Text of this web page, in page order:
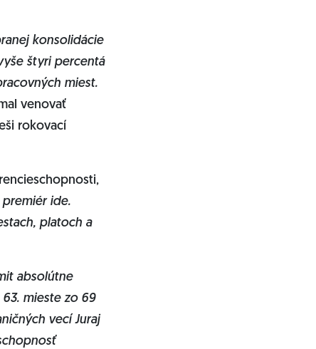
konsolidácie
štyri percentá
miest.
venovať
rokovací
ide.
platoch a
absolútne
mieste zo 69
vecí Juraj